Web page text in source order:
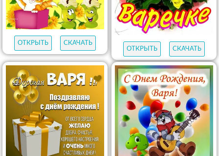
ОТКРЫТЬ
СКАЧАТЬ
ОТКРЫТЬ
СКАЧАТЬ